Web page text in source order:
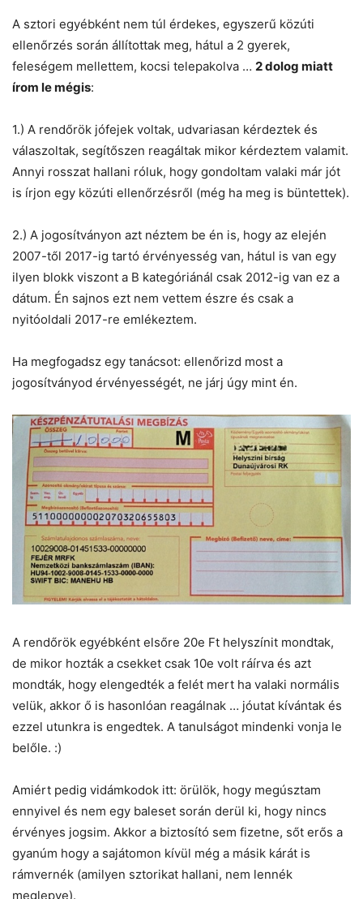
A sztori egyébként nem túl érdekes, egyszerű közúti
ellenőrzés során állítottak meg, hátul a 2 gyerek,
feleségem mellettem, kocsi telepakolva … 2 dolog miatt
írom le mégis:
1.) A rendőrök jófejek voltak, udvariasan kérdeztek és
válaszoltak, segítőszen reagáltak mikor kérdeztem valamit.
Annyi rosszat hallani róluk, hogy gondoltam valaki már jót
is írjon egy közúti ellenőrzésről (még ha meg is büntettek).
2.) A jogosítványon azt néztem be én is, hogy az elején
2007-től 2017-ig tartó érvényesség van, hátul is van egy
ilyen blokk viszont a B kategóriánál csak 2012-ig van ez a
dátum. Én sajnos ezt nem vettem észre és csak a
nyitóoldali 2017-re emlékeztem.
Ha megfogadsz egy tanácsot: ellenőrizd most a
jogosítványod érvényességét, ne járj úgy mint én.
A rendőrök egyébként elsőre 20e Ft helyszínit mondtak,
de mikor hozták a csekket csak 10e volt ráírva és azt
mondták, hogy elengedték a felét mert ha valaki normális
velük, akkor ő is hasonlóan reagálnak … jóutat kívántak és
ezzel utunkra is engedtek. A tanulságot mindenki vonja le
belőle. :)
Amiért pedig vidámkodok itt: örülök, hogy megúsztam
ennyivel és nem egy baleset során derül ki, hogy nincs
érvényes jogsim. Akkor a biztosító sem fizetne, sőt erős a
gyanúm hogy a sajátomon kívül még a másik kárát is
rámvernék (amilyen sztorikat hallani, nem lennék
meglepve).